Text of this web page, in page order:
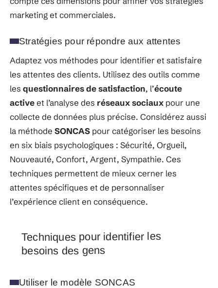
marketing et commerciales.
Stratégies pour répondre aux attentes
Adaptez vos méthodes pour identifier et satisfaire
les attentes des clients. Utilisez des outils comme
les questionnaires de satisfaction, l’écoute
activeet l’analyse des réseaux sociaux pour une
collecte de données plus précise. Considérez aussi
la méthode SONCAS pour catégoriser les besoins
en six biais psychologiques : Sécurité, Orgueil,
Nouveauté, Confort, Argent, Sympathie. Ces
techniques permettent de mieux cerner les
attentes spécifiques et de personnaliser
l’expérience client en conséquence.
Techniques pour identifier les
besoins des gens
Utiliser le modèle SONCAS